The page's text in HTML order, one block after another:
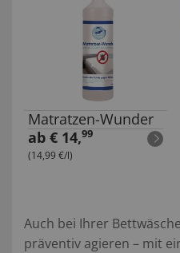
Matratzen-Wunder
ab € 14,99
(14,99 €/l)
Auch bei Ihrer
präventiv agieren – mit